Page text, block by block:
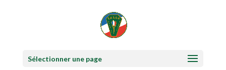
Sélectionner une page